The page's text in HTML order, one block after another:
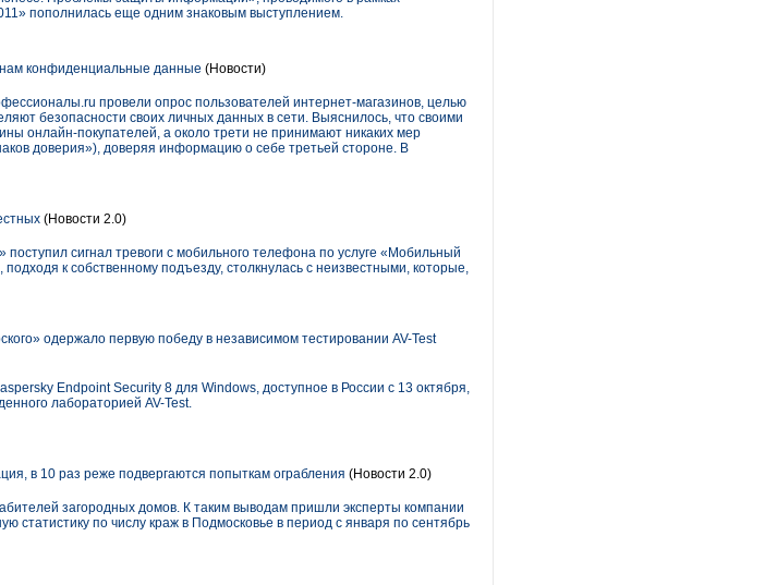
пополнилась еще одним знаковым выступлением.
конфиденциальные данные (Новости)
провели опрос пользователей интернет-магазинов, целью
безопасности своих личных данных в сети. Выяснилось, что своими
онлайн-покупателей, а около трети не принимают никаких мер
доверия»), доверяя информацию о себе третьей стороне. В
(Новости 2.0)
сигнал тревоги с мобильного телефона по услуге «Мобильный
к собственному подъезду, столкнулась с неизвестными, которые,
одержало первую победу в независимом тестировании AV-Test
Endpoint Security 8 для Windows, доступное в России c 13 октября,
лабораторией AV-Test.
в 10 раз реже подвергаются попыткам ограбления (Новости 2.0)
загородных домов. К таким выводам пришли эксперты компании
по числу краж в Подмосковье в период с января по сентябрь